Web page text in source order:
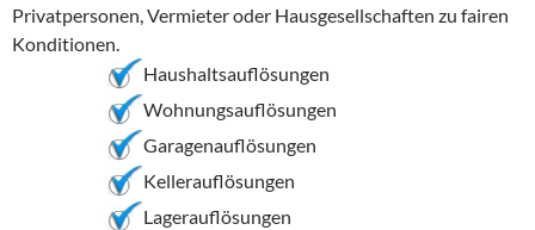
Privatpersonen, Vermieter oder Hausgesellschaften zu fairen
Konditionen.
Haushaltsauflösungen
Wohnungsauflösungen
Garagenauflösungen
Kellerauflösungen
Lagerauflösungen